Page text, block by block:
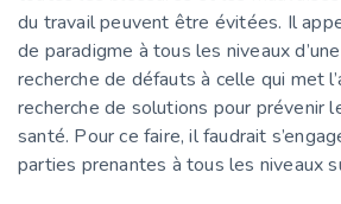
du travail peuvent être évitées. Il
de paradigme à tous les niveaux
recherche de défauts à celle qui met
recherche de solutions pour prévenir
santé. Pour ce faire, il faudrait
parties prenantes à tous les niveaux